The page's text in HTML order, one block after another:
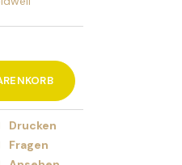
Drucken
Fragen